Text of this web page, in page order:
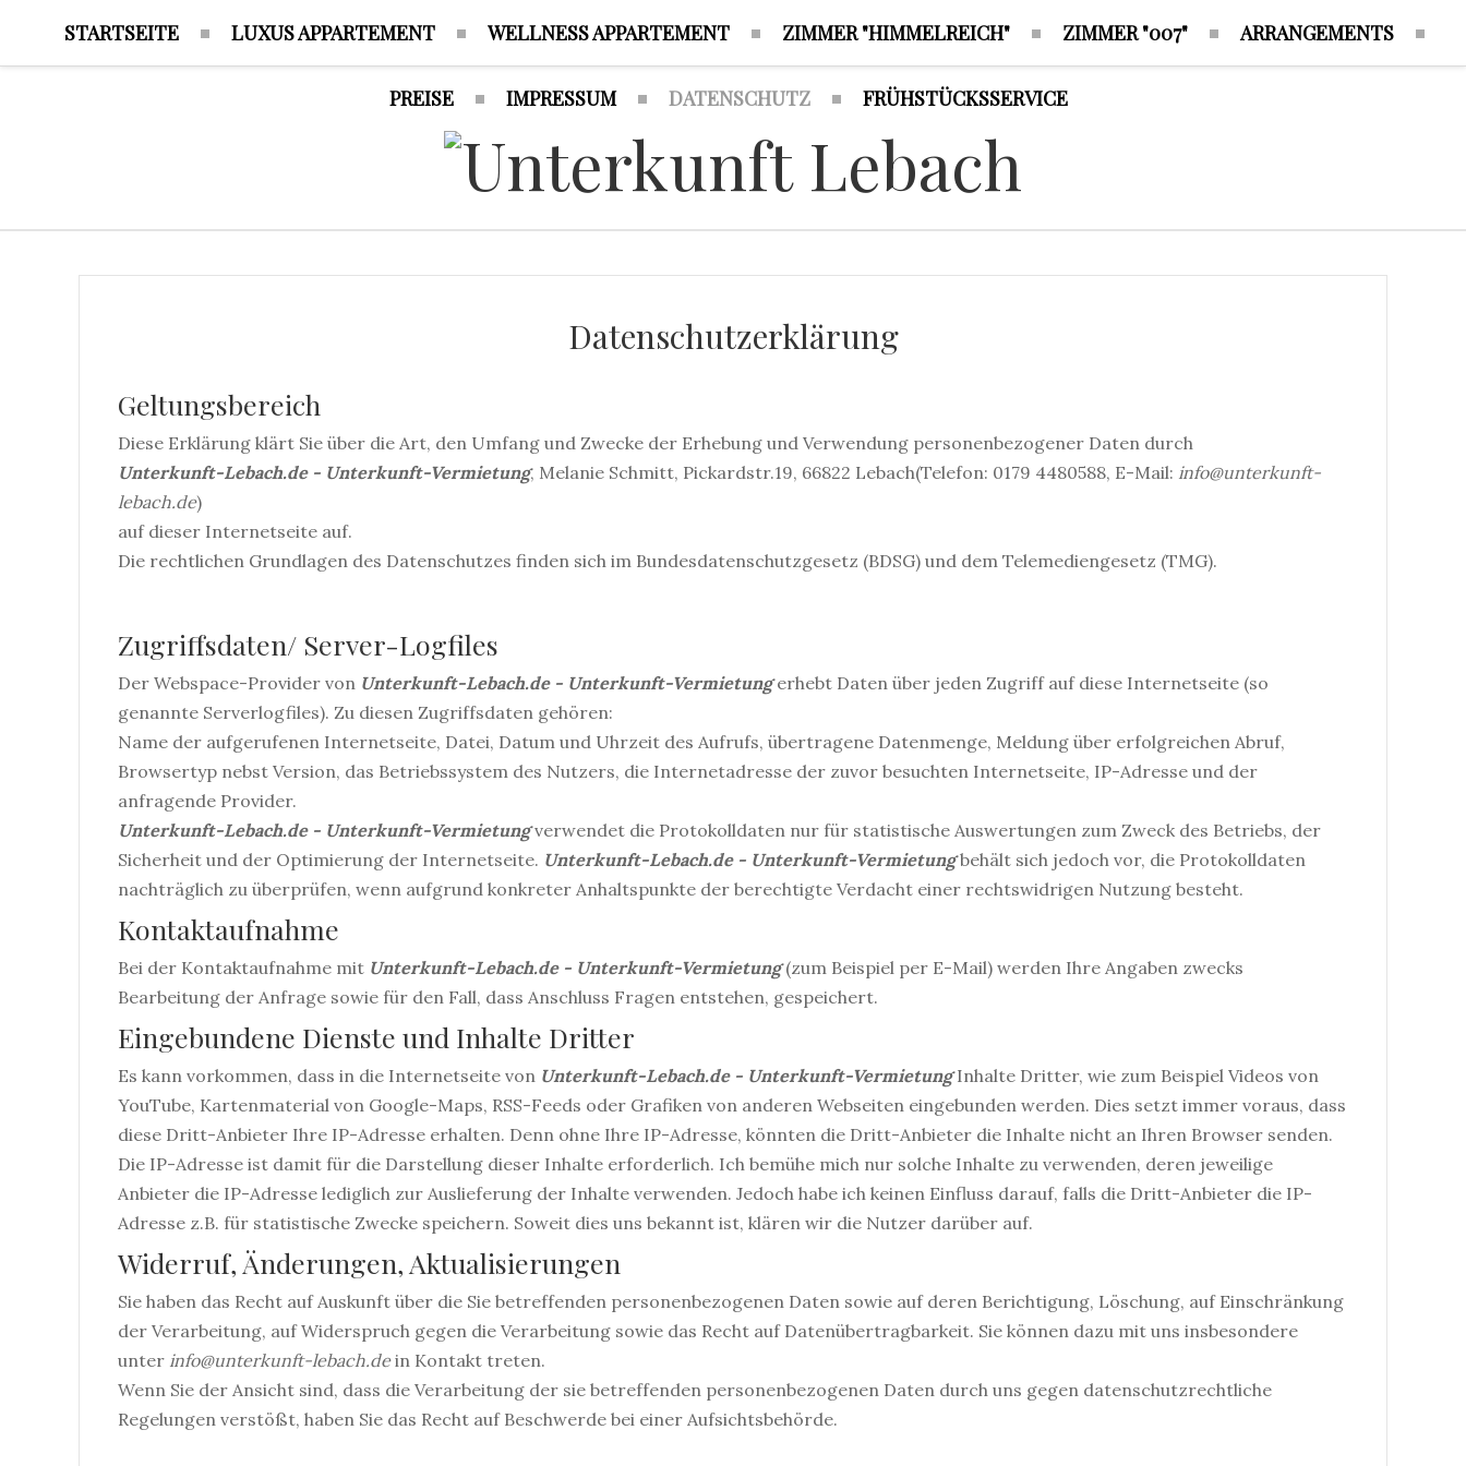
STARTSEITE LUXUS APPARTEMENT WELLNESS APPARTEMENT ZIMMER "HIMMELREICH" ZIMMER "007" ARRANGEMENTS
PREISE IMPRESSUM DATENSCHUTZ FRÜHSTÜCKSSERVICE
Datenschutzerklärung
Geltungsbereich
Diese Erklärung klärt Sie über die Art, den Umfang und Zwecke der Erhebung und Verwendung personenbezogener Daten durch
Unterkunft-Lebach.de - Unterkunft-Vermietung, Melanie Schmitt, Pickardstr.19, 66822 Lebach(Telefon: 0179 4480588, E-Mail: info@unterkunft-
lebach.de)
auf dieser Internetseite auf.
Die rechtlichen Grundlagen des Datenschutzes finden sich im Bundesdatenschutzgesetz (BDSG) und dem Telemediengesetz (TMG).
Zugriffsdaten/ Server-Logfiles
Der Webspace-Provider von Unterkunft-Lebach.de - Unterkunft-Vermietungerhebt Daten über jeden Zugriff auf diese Internetseite (so
genannte Serverlogfiles). Zu diesen Zugriffsdaten gehören:
Name der aufgerufenen Internetseite, Datei, Datum und Uhrzeit des Aufrufs, übertragene Datenmenge, Meldung über erfolgreichen Abruf,
Browsertyp nebst Version, das Betriebssystem des Nutzers, die Internetadresse der zuvor besuchten Internetseite, IP-Adresse und der
anfragende Provider.
Unterkunft-Lebach.de - Unterkunft-Vermietungverwendet die Protokolldaten nur für statistische Auswertungen zum Zweck des Betriebs, der
Sicherheit und der Optimierung der Internetseite. Unterkunft-Lebach.de - Unterkunft-Vermietungbehält sich jedoch vor, die Protokolldaten
nachträglich zu überprüfen, wenn aufgrund konkreter Anhaltspunkte der berechtigte Verdacht einer rechtswidrigen Nutzung besteht.
Kontaktaufnahme
Bei der Kontaktaufnahme mit Unterkunft-Lebach.de - Unterkunft-Vermietung(zum Beispiel per E-Mail) werden Ihre Angaben zwecks
Bearbeitung der Anfrage sowie für den Fall, dass Anschluss Fragen entstehen, gespeichert.
Eingebundene Dienste und Inhalte Dritter
Es kann vorkommen, dass in die Internetseite von Unterkunft-Lebach.de - Unterkunft-VermietungInhalte Dritter, wie zum Beispiel Videos von
YouTube, Kartenmaterial von Google-Maps, RSS-Feeds oder Grafiken von anderen Webseiten eingebunden werden. Dies setzt immer voraus, dass
diese Dritt-Anbieter Ihre IP-Adresse erhalten. Denn ohne Ihre IP-Adresse, könnten die Dritt-Anbieter die Inhalte nicht an Ihren Browser senden.
Die IP-Adresse ist damit für die Darstellung dieser Inhalte erforderlich. Ich bemühe mich nur solche Inhalte zu verwenden, deren jeweilige
Anbieter die IP-Adresse lediglich zur Auslieferung der Inhalte verwenden. Jedoch habe ich keinen Einfluss darauf, falls die Dritt-Anbieter die IP-
Adresse z.B. für statistische Zwecke speichern. Soweit dies uns bekannt ist, klären wir die Nutzer darüber auf.
Widerruf, Änderungen, Aktualisierungen
Sie haben das Recht auf Auskunft über die Sie betreffenden personenbezogenen Daten sowie auf deren Berichtigung, Löschung, auf Einschränkung
der Verarbeitung, auf Widerspruch gegen die Verarbeitung sowie das Recht auf Datenübertragbarkeit. Sie können dazu mit uns insbesondere
unter info@unterkunft-lebach.dein Kontakt treten.
Wenn Sie der Ansicht sind, dass die Verarbeitung der sie betreffenden personenbezogenen Daten durch uns gegen datenschutzrechtliche
Regelungen verstößt, haben Sie das Recht auf Beschwerde bei einer Aufsichtsbehörde.